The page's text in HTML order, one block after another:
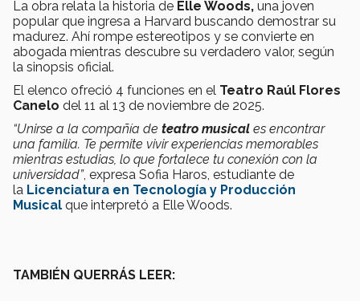
La obra relata la historia de Elle Woods, una joven
popular que ingresa a Harvard buscando demostrar su
madurez. Ahí rompe estereotipos y se convierte en
abogada mientras descubre su verdadero valor, según
la sinopsis oficial.
El elenco ofreció 4 funciones en el Teatro Raúl Flores
Canelo del 11 al 13 de noviembre de 2025.
“Unirse a la compañía de teatro musical es encontrar
una familia. Te permite vivir experiencias memorables
mientras estudias, lo que fortalece tu conexión con la
universidad”, expresa Sofia Haros, estudiante de
la Licenciatura en Tecnología y Producción
Musical que interpretó a Elle Woods.
TAMBIÉN QUERRÁS LEER: